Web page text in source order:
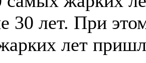
30 лет. При
лет